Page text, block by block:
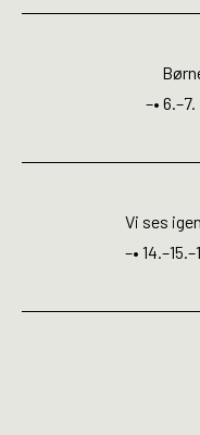
–•
Vi ses
–•